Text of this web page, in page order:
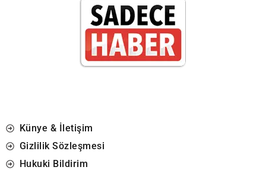
Künye & İletişim
Gizlilik Sözleşmesi
Hukuki Bildirim